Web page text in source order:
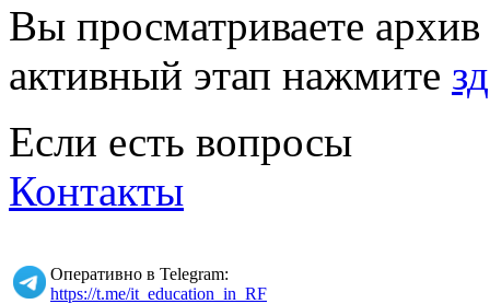
Вы просматриваете
активный этап нажмите
Если есть вопросы
Контакты
Оперативно в Telegram:
https://t.me/it_education_in_RF